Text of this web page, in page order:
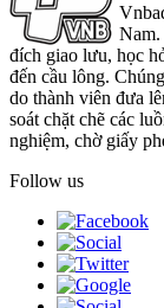
đích giao lưu, học
đến cầu lông.
do thành viên đưa
soát chặt chẽ các
nghiệm, chờ giấy
Follow us